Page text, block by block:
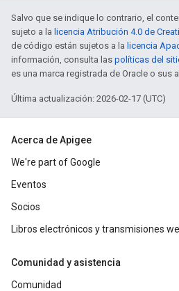
Salvo que se indique lo contrario, el
sujeto a la licencia Atribución 4.0 de
de código están sujetos a la licencia
información, consulta las políticas del
es una marca registrada de Oracle o sus
Última actualización: 2026-02-17 (UTC)
Acerca de Apigee
We're part of Google
Eventos
Socios
Libros electrónicos y transmisiones
Comunidad y asistencia
Comunidad